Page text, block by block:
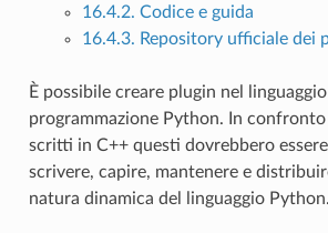
16.4.2. Codice e guida
16.4.3. Repository ufficiale dei
È possibile creare plugin nel
programmazione Python. In
scritti in C++ questi dovrebbero
scrivere, capire, mantenere e
natura dinamica del linguaggio Python.